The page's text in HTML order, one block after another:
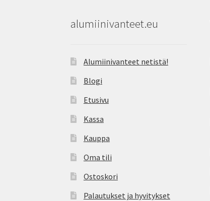
alumiinivanteet.eu
Alumiinivanteet netistä!
Blogi
Etusivu
Kassa
Kauppa
Oma tili
Ostoskori
Palautukset ja hyvitykset